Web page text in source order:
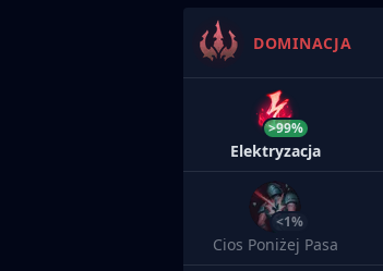
DOMINACJA
>99%
Elektryzacja
<1%
Cios Poniżej Pasa